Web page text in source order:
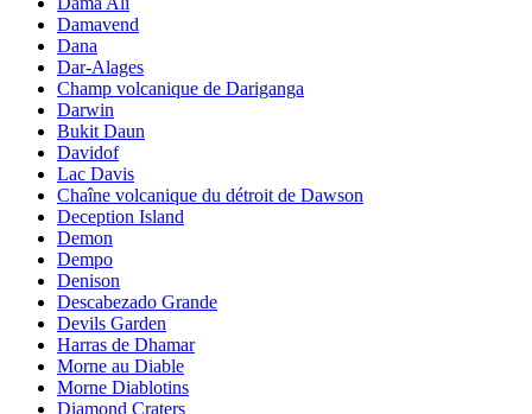
Damavend
Dana
Dar-Alages
Champ volcanique de Dariganga
Darwin
Bukit Daun
Davidof
Lac Davis
Chaîne volcanique du détroit de Dawson
Deception Island
Demon
Dempo
Denison
Descabezado Grande
Devils Garden
Harras de Dhamar
Morne au Diable
Morne Diablotins
Diamond Craters